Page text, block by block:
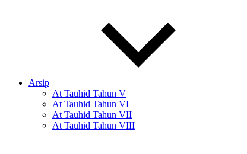
Arsip
At Tauhid Tahun V
At Tauhid Tahun VI
At Tauhid Tahun VII
At Tauhid Tahun VIII